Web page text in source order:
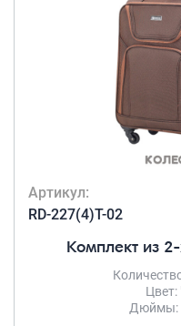
Артикул:
RD-227(4)T-02
Комплект из
Дюймы: